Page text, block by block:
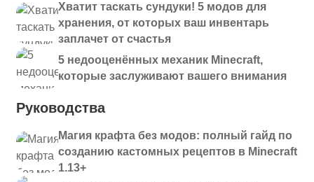
Хватит таскать сундуки! 5 модов для
хранения, от которых ваш инвентарь
заплачет от счастья
5 недооценённых механик Minecraft,
которые заслуживают вашего внимания
Руководства
Магия крафта без модов: полный гайд по
созданию кастомных рецептов в Minecraft
1.13+